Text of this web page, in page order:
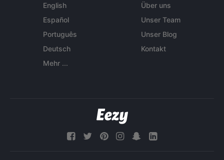
English
Español
Português
Deutsch
Mehr ...
Über uns
Unser Team
Unser Blog
Kontakt